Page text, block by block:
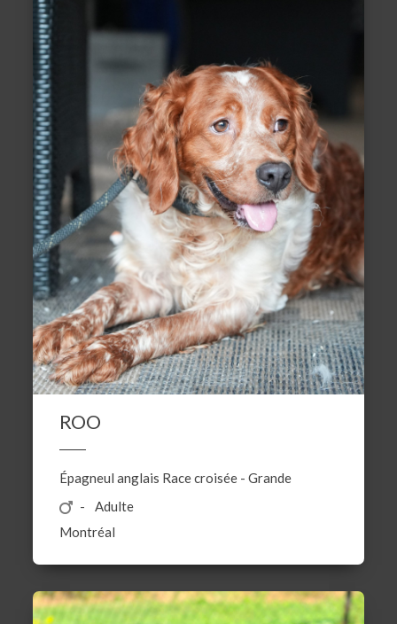
ROO
Épagneul anglais Race croisée -Grande
Adulte
Montréal